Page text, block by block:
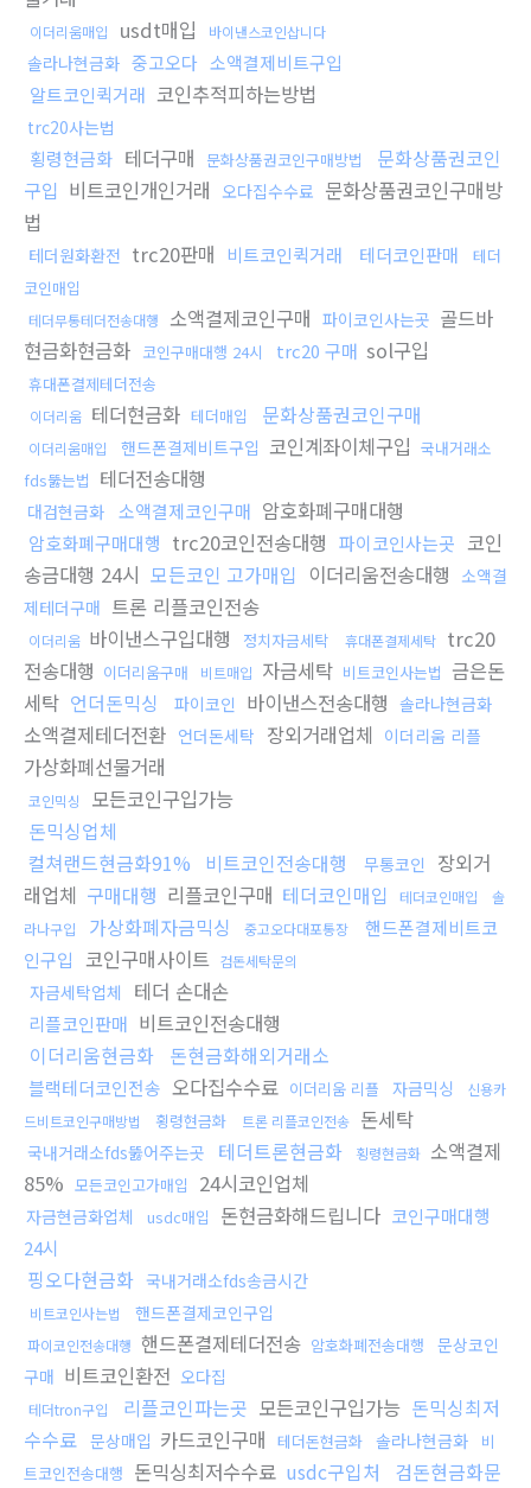
이더리움매입 usdt매입 바이낸스코인삽니다
솔라나현금화 중고오다 소액결제비트구입
알트코인퀵거래 코인추적피하는방법
trc20사는법
횡령현금화 테더구매 문화상품권코인구매방법
문화상품권코인
구입 비트코인개인거래 오다집수수료 문화상품권코인구매방
법
테더원화환전 trc20판매 비트코인퀵거래 테더코인판매
테더
코인매입
테더무통테더전송대행 소액결제코인구매 파이코인사는곳 골드바
현금화현금화 코인구매대행 24시 trc20 구매 sol구입
휴대폰결제테더전송
이더리움 테더현금화 테더매입 문화상품권코인구매
이더리움매입 핸드폰결제비트구입 코인계좌이체구입 국내거래소
fds뚫는법 테더전송대행
대검현금화 소액결제코인구매 암호화폐구매대행
암호화폐구매대행 trc20코인전송대행 파이코인사는곳 코인
송금대행 24시 모든코인 고가매입 이더리움전송대행 소액결
제테더구매 트론 리플코인전송
이더리움 바이낸스구입대행 정치자금세탁 휴대폰결제세탁 trc20
전송대행 이더리움구매 비트매입 자금세탁 비트코인사는법 금은돈
세탁 언더돈믹싱 파이코인 바이낸스전송대행 솔라나현금화
소액결제테더전환 언더돈세탁 장외거래업체 이더리움 리플
가상화폐선물거래
코인믹싱
모든코인구입가능
돈믹싱업체
컬쳐랜드현금화91%
비트코인전송대행 무통코인
장외거
래업체 구매대행 리플코인구매 테더코인매입 테더코인매입
솔
라나구입
가상화폐자금믹싱 중고오다대포통장
핸드폰결제비트코
인구입 코인구매사이트 검돈세탁문의
자금세탁업체 테더 손대손
리플코인판매 비트코인전송대행
이더리움현금화 돈현금화해외거래소
블랙테더코인전송 오다집수수료 이더리움 리플 자금믹싱
신용카
드비트코인구매방법
횡령현금화 트론 리플코인전송 돈세탁
국내거래소fds뚫어주는곳 테더트론현금화 횡령현금화 소액결제
85% 모든코인고가매입 24시코인업체
자금현금화업체 usdc매입 돈현금화해드립니다 코인구매대행
24시
핑오다현금화 국내거래소fds송금시간
비트코인사는법 핸드폰결제코인구입
파이코인전송대행 핸드폰결제테더전송 암호화폐전송대행
문상코인
구매 비트코인환전 오다집
테더tron구입 리플코인파는곳 모든코인구입가능 돈믹싱최저
수수료 문상매입 카드코인구매 테더돈현금화 솔라나현금화
비
트코인전송대행 돈믹싱최저수수료 usdc구입처
검돈현금화문